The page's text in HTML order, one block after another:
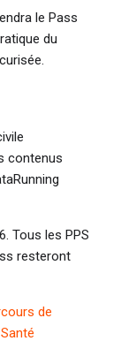
le Pass
du
contenus
Tous les PPS
resteront
de